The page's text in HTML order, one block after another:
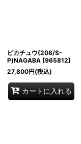
ピカチュウ(208/S-
P)NAGABA [965812]
27,800円(税込)
カートに入れる